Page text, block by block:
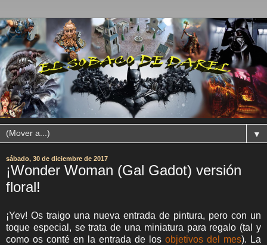
▼
sábado, 30 de diciembre de 2017
¡Wonder Woman (Gal Gadot) versión
floral!
¡Yev! Os traigo una nueva entrada de pintura, pero con un
toque especial, se trata de una miniatura para regalo (tal y
como os conté en la entrada de los objetivos del mes). La